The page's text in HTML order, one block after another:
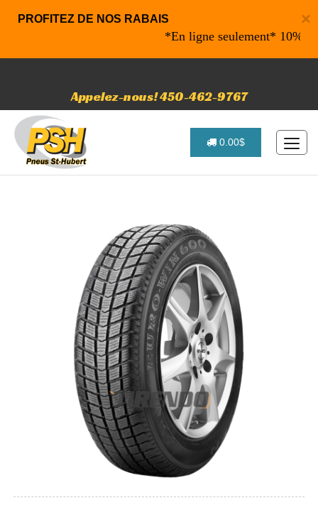
×
PROFITEZ DE NOS RABAIS
*En ligne seulement* 10% de
Appelez-nous! 450-462-9767
0.00$